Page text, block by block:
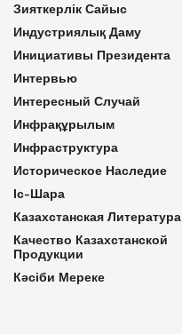
Зияткерлік Сайыс
Индустриялық Даму
Инициативы Президента
Интервью
Интересный Случай
Инфрақұрылым
Инфраструктура
Историческое Наследие
Іс-Шара
Казахстанская Литература
Качество Казахстанской
Продукции
Кәсіби Мереке